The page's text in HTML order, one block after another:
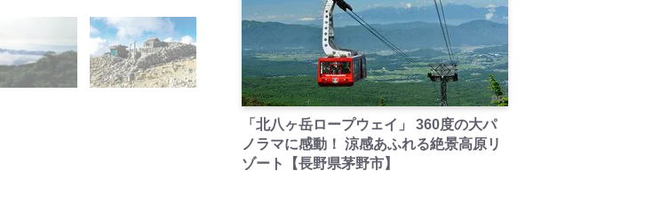
PR
「北八ヶ岳ロープウェイ」 360度の大パ
ノラマに感動！ 涼感あふれる絶景高原リ
ゾート【長野県茅野市】